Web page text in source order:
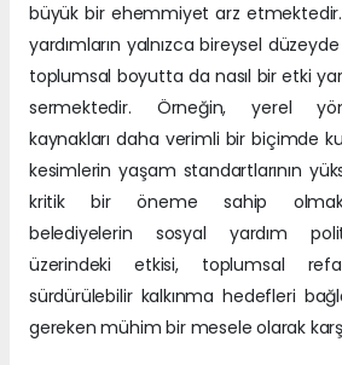
büyük bir ehemmiyet arz etmektedir.
yardımların yalnızca bireysel
toplumsal boyutta da nasıl bir etki
sermektedir. Örneğin, yerel
kaynakları daha verimli bir biçimde
kesimlerin yaşam standartlarının
kritik bir öneme sahip
belediyelerin sosyal yardım
üzerindeki etkisi, toplumsal
sürdürülebilir kalkınma hedefleri
gereken mühim bir mesele olarak